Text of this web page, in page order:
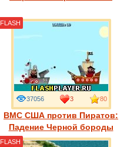
ВМС США против Пиратов:
Падение Черной бороды
37056 3 80
FLASH
FLASH